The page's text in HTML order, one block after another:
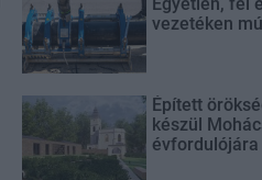
vezetéken
Épített
készül
évfordulójára